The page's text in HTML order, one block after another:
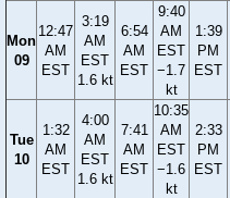
Mon
09
12:47
AM
EST
3:19
AM
EST
1.6 kt
6:54
AM
EST
9:40
AM
EST
−1.7
kt
1:39
PM
EST
Tue
10
1:32
AM
EST
4:00
AM
EST
1.6 kt
7:41
AM
EST
10:35
AM
EST
−1.6
kt
2:33
PM
EST